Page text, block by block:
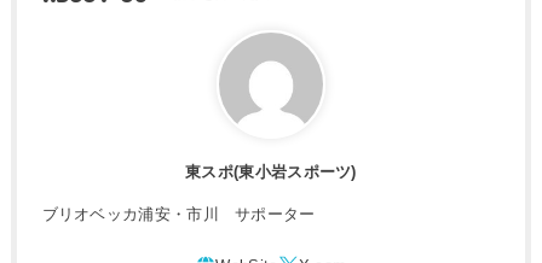
東スポ(東小岩スポーツ)
ブリオベッカ浦安・市川 サポーター